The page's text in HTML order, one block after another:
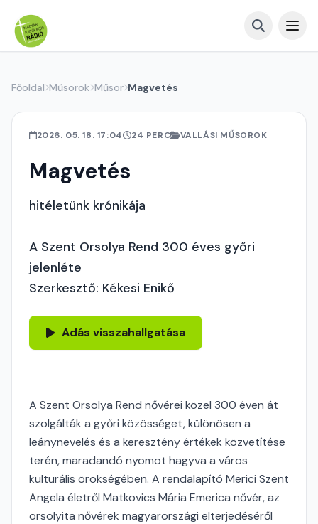
Főoldal Műsorok Műsor Magvetés
2026. 05. 18. 17:04 24 PERC VALLÁSI MŰSOROK
Magvetés
hitéletünk krónikája
A Szent Orsolya Rend 300 éves győri
jelenléte
Szerkesztő: Kékesi Enikő
Adás visszahallgatása
A Szent Orsolya Rend nővérei közel 300 éven át
szolgálták a győri közösséget, különösen a
leánynevelés és a keresztény értékek közvetítése
terén, maradandó nyomot hagyva a város
kulturális örökségében. A rendalapító Merici Szent
Angela életről Matkovics Mária Emerica nővér, az
orsolyita nővérek magyarországi elterjedéséről